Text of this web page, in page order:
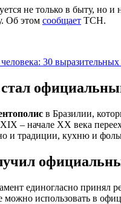
не только в быту,
Об этом сообщает ТСН.
30
в Бразилии,
– начале XX века
и традиции, кухню и
единогласно принял
можно использовать в